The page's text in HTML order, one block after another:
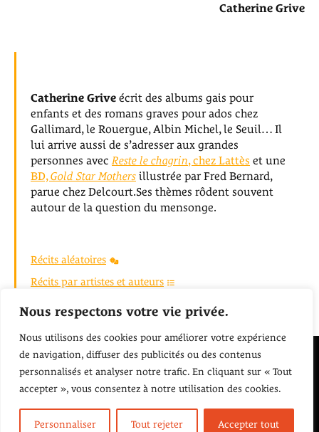
Nous respectons votre vie privée.
Nous utilisons des cookies pour améliorer votre expérience
de navigation, diffuser des publicités ou des contenus
personnalisés et analyser notre trafic. En cliquant sur « Tout
accepter », vous consentez à notre utilisation des cookies.
Personnaliser Tout rejeter Accepter tout
Catherine Grive
Récits aléatoires
Récits par artistes et auteurs
Catherine Grive écrit des albums gais pour
enfants et des romans graves pour ados chez
Gallimard, le Rouergue, Albin Michel, le Seuil… Il
lui arrive aussi de s’adresser aux grandes
personnes avec Reste le chagrin, chez Lattès et une
BD,Gold Star Mothers illustrée par Fred Bernard,
parue chez Delcourt.Ses thèmes rôdent souvent
autour de la question du mensonge.
Écoutons Nos pochettes
Mentions légales